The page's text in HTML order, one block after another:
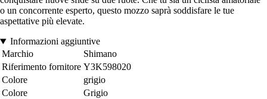
o un concorrente esperto, questo mozzo saprà soddisfare le tue
aspettative più elevate.
Informazioni aggiuntive
Marchio
Shimano
Riferimento fornitore Y3K598020
Colore
grigio
Colore
Grigio